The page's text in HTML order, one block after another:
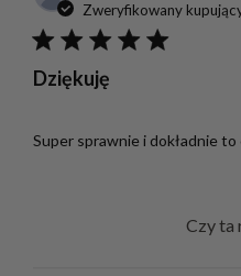
Zweryfikowany
Dziękuję
Super sprawnie i dokładnie
Czy ta